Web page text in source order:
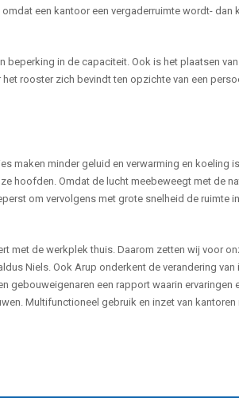
een kantoor een vergaderruimte wordt- dan
beperking in de capaciteit. Ook is het plaatsen
rooster zich bevindt ten opzichte van een
maken minder geluid en verwarming en koeling is
hoofden. Omdat de lucht meebeweegt met de
om vervolgens met grote snelheid de ruimte
met de werkplek thuis. Daarom zetten wij voor
Niels. Ook Arup onderkent de verandering van
gebouweigenaren een rapport waarin ervaringen
Multifunctioneel gebruik en inzet van kantoren